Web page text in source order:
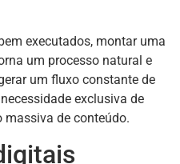
executados, montar uma
um processo natural e
um fluxo constante de
exclusiva de
massiva de conteúdo.